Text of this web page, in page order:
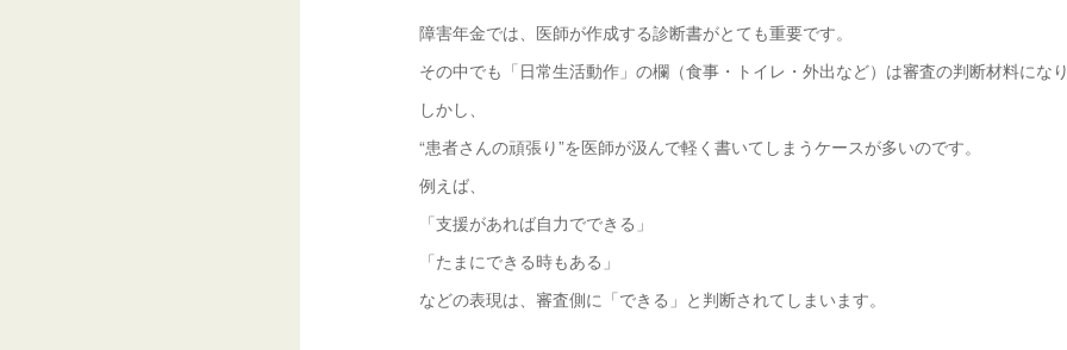
障害年金では、医師が作成する診断書がとても重要です。
その中でも「日常生活動作」の欄（食事・トイレ・外出など）は審査の判断材料にな
しかし、
“患者さんの頑張り”を医師が汲んで軽く書いてしまうケースが多いのです。
例えば、
「支援があれば自力でできる」
「たまにできる時もある」
などの表現は、審査側に「できる」と判断されてしまいます。